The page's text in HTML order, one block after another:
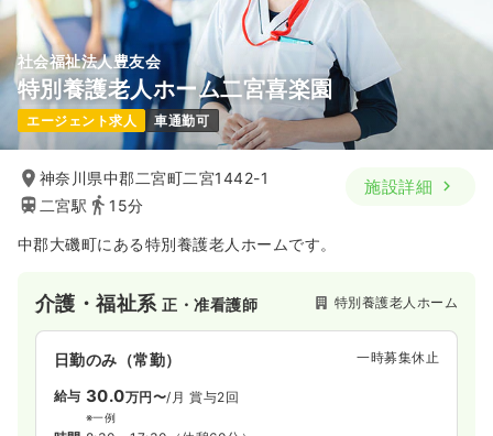
社会福祉法人豊友会
特別養護老人ホーム二宮喜楽園
エージェント求人 車通勤可
神奈川県中郡二宮町二宮1442-1
二宮駅
15分
施設詳細
中郡大磯町にある特別養護老人ホームです。
介護・福祉系正・准看護師 特別養護老人ホーム
日勤のみ（常勤） 一時募集休止
給与 30.0万円〜/月 賞与2回
※一例